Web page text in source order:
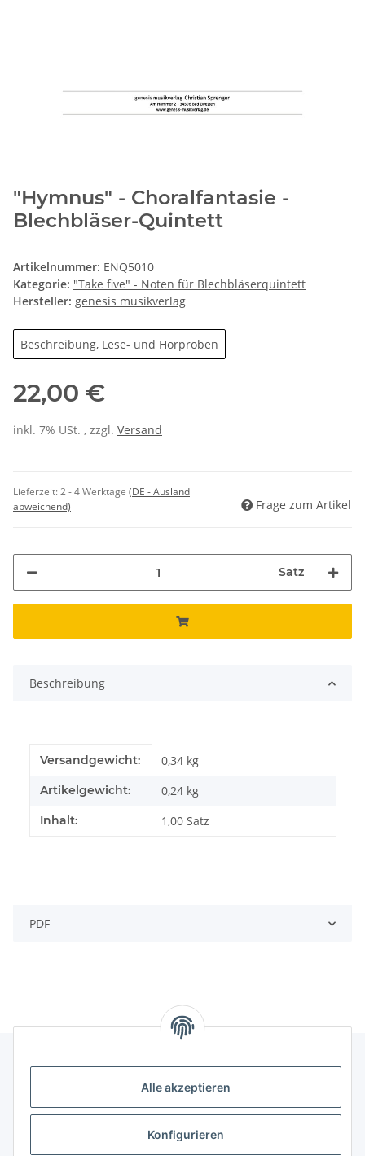
Alle akzeptieren
Konfigurieren
"Hymnus" - Choralfantasie -
Blechbläser-Quintett
Artikelnummer: ENQ5010
Kategorie: "Take five" - Noten für Blechbläserquintett
Hersteller: genesis musikverlag
Beschreibung, Lese- und Hörproben
22,00 €
inkl. 7% USt. , zzgl. Versand
Lieferzeit:2 - 4 Werktage (DE - Ausland
abweichend)
Frage zum Artikel
Satz
Beschreibung
Produkteigenschaft
Wert
Versandgewicht: 0,34 kg
Artikelgewicht: 0,24 kg
Inhalt: 1,00 Satz
PDF
genesis musikverlag Christian Sprenger